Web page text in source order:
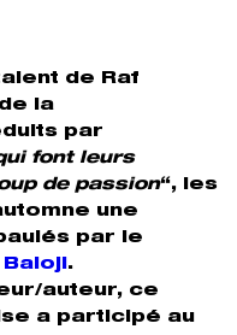
de Raf
la
par
font leurs
de passion“, les
une
par le
Baloji.
auteur, ce
a participé au